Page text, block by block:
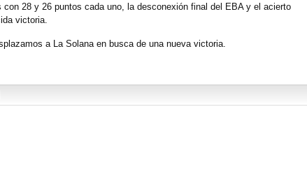
28 y 26 puntos cada uno, la desconexión final del EBA y el acierto
victoria.
a La Solana en busca de una nueva victoria.